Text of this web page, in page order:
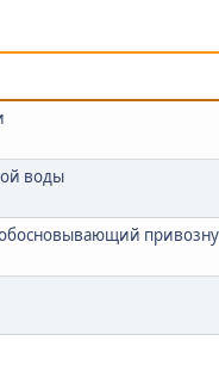
воды